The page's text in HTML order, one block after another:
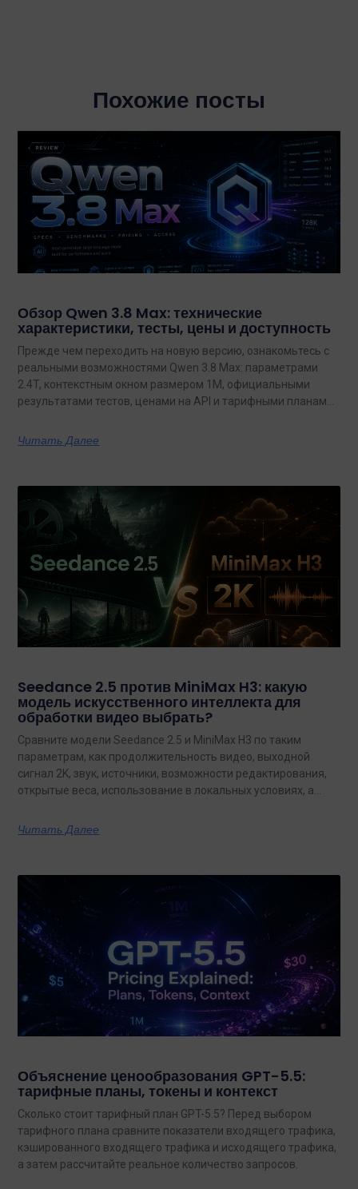
Похожие посты
Обзор Qwen 3.8 Max: технические
характеристики, тесты, цены и доступность
Прежде чем переходить на новую версию, ознакомьтесь с
реальными возможностями Qwen 3.8 Max: параметрами
2.4T, контекстным окном размером 1M, официальными
результатами тестов, ценами на API и тарифными планами
Читать Далее
Seedance 2.5 против MiniMax H3: какую
модель искусственного интеллекта для
обработки видео выбрать?
Сравните модели Seedance 2.5 и MiniMax H3 по таким
параметрам, как продолжительность видео, выходной
сигнал 2K, звук, источники, возможности редактирования,
открытые веса, использование в локальных условиях, а
конкретных задач на сегодняшний день.
Читать Далее
Объяснение ценообразования GPT-5.5:
тарифные планы, токены и контекст
Сколько стоит тарифный план GPT-5.5? Перед выбором
тарифного плана сравните показатели входящего трафика,
кэшированного входящего трафика и исходящего трафика,
а затем рассчитайте реальное количество запросов.